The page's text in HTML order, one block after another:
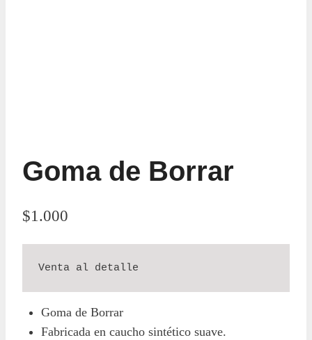
Goma de Borrar
$1.000
Venta al detalle
Goma de Borrar
Fabricada en caucho sintético suave.